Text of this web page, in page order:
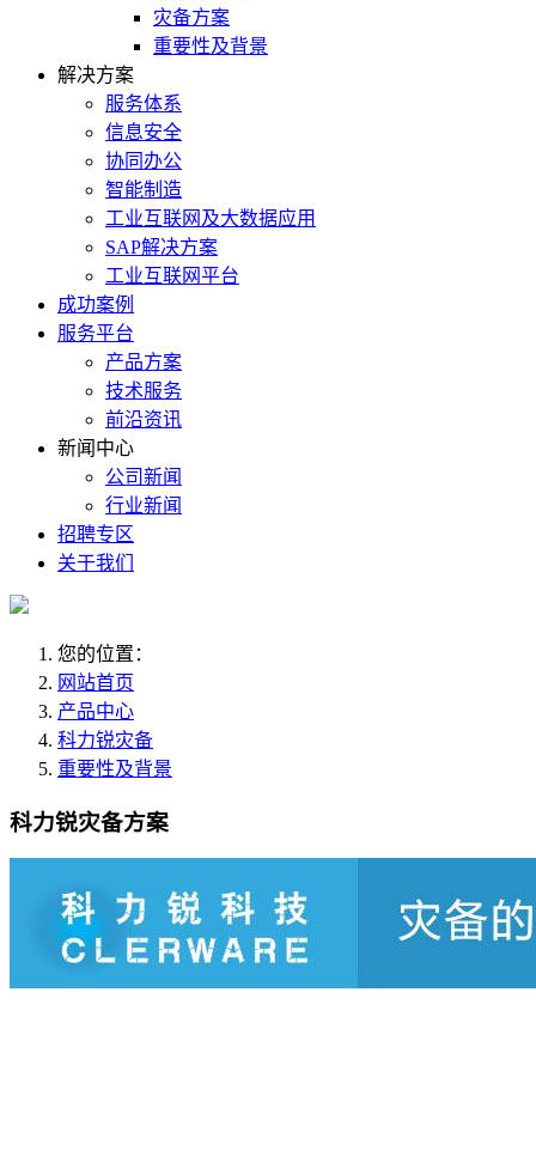
灾备方案
重要性及背景
解决方案
服务体系
信息安全
协同办公
智能制造
工业互联网及大数据应用
SAP解决方案
工业互联网平台
成功案例
服务平台
产品方案
技术服务
前沿资讯
新闻中心
公司新闻
行业新闻
招聘专区
关于我们
您的位置：
网站首页
产品中心
科力锐灾备
重要性及背景
科力锐灾备方案